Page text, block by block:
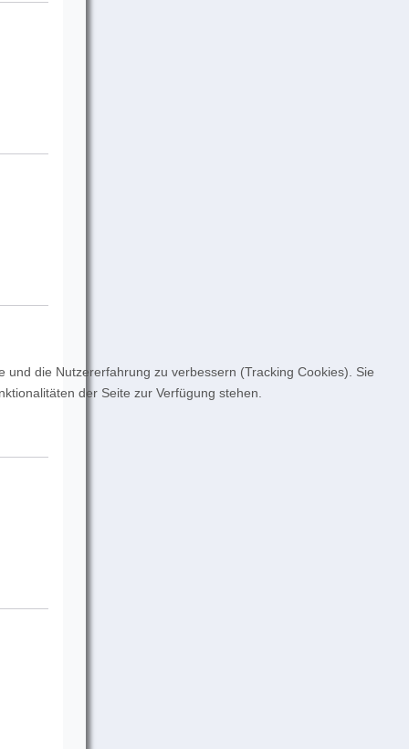
die Nutzererfahrung zu verbessern (Tracking Cookies). Sie
der Seite zur Verfügung stehen.